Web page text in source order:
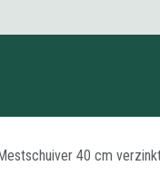
40 cm